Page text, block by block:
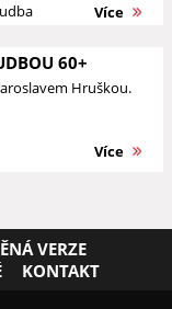
Více
60+
Hruškou.
Více
VERZE
KONTAKT